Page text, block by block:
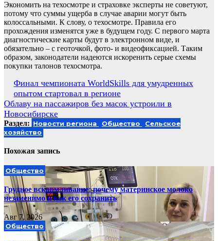
Экономить на техосмотре и страховке эксперты не советуют,
потому что суммы ущерба в случае аварии могут быть
колоссальными. К слову, о техосмотре. Правила его
прохождения изменятся уже в будущем году. С первого марта
диагностические карты будут в электронном виде, и
обязательно – с геоточкой, фото- и видеофиксацией. Таким
образом, законодатели надеются искоренить серые схемы
покупки талонов техосмотра.
Навигация
по
записям
Финал чемпионата WorldSkills для умудренных
опытом стартовал в регионе
Облаву на пассажиров без масок устроили в
Новосибирске
Раздел: Новости региона Общество
Сельское
хозяйство
Похожая запись
Общество
Грудное вскармливание: почему материнское молоко
незаменимо и как его сохранить
Авг 7, 2026
Общество